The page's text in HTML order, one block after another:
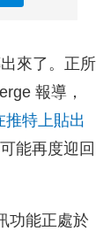
來了。正所
報導，
推特上貼出
能再度迎回
功能正處於